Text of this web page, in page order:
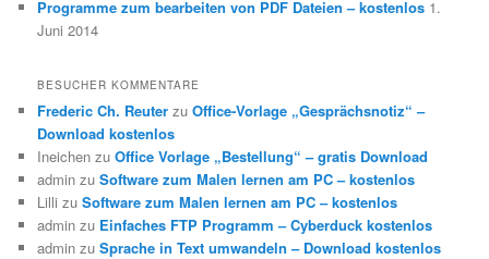
Programme zum bearbeiten von PDF Dateien – kostenlos 1.
Juni 2014
BESUCHER KOMMENTARE
Frederic Ch. Reuter zuOffice-Vorlage „Gesprächsnotiz“ –
Download kostenlos
Ineichen zuOffice Vorlage „Bestellung“ – gratis Download
admin zuSoftware zum Malen lernen am PC – kostenlos
Lilli zuSoftware zum Malen lernen am PC – kostenlos
admin zu Einfaches FTP Programm – Cyberduck kostenlos
admin zuSprache in Text umwandeln – Download kostenlos